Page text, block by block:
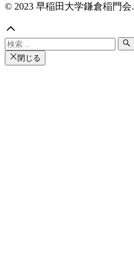
© 2023 早稲田大学鎌倉稲門会.
閉じる